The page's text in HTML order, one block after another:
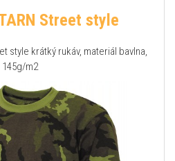
Street style
style krátký rukáv, materiál bavlna,
145g/m2